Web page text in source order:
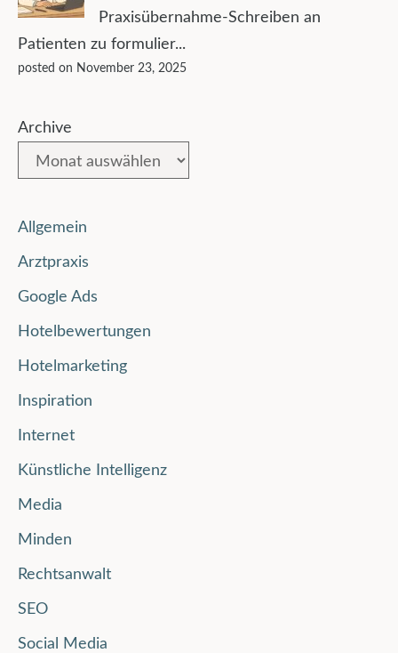
Praxisübernahme-Schreiben an
Patienten zu formulier...
posted on November 23, 2025
Archive
Allgemein
Arztpraxis
Google Ads
Hotelbewertungen
Hotelmarketing
Inspiration
Internet
Künstliche Intelligenz
Media
Minden
Rechtsanwalt
SEO
Social Media